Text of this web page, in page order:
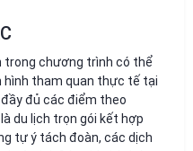
trong chương trình có thể
tham quan thực tế tại
đủ các điểm theo
du lịch trọn gói kết hợp
tự ý tách đoàn, các dịch